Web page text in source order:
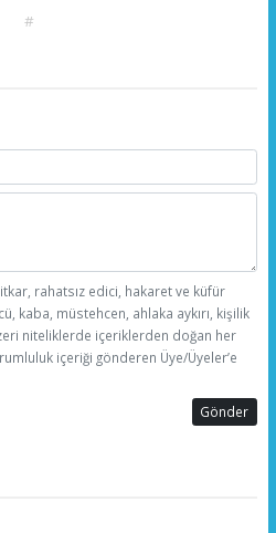
#
rahatsız edici, hakaret ve küfür
kaba, müstehcen, ahlaka aykırı, kişilik
niteliklerde içeriklerden doğan her
içeriği gönderen Üye/Üyeler’e
Gönder